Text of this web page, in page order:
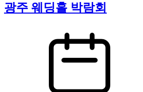
광주 웨딩홀 박람회